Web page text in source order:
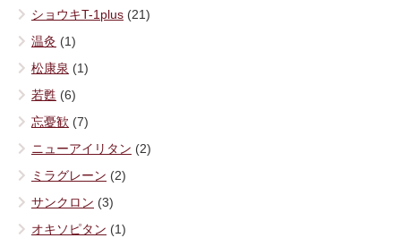
ショウキT-1plus (21)
温灸 (1)
松康泉 (1)
若甦 (6)
忘憂歓 (7)
ニューアイリタン (2)
ミラグレーン (2)
サンクロン (3)
オキソピタン (1)